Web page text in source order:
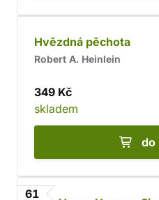
Hvězdná pěchota
Robert A. Heinlein
349 Kč
skladem
do
61